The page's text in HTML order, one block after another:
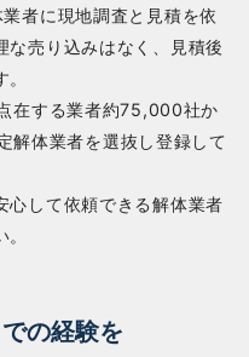
者に現地調査と見積を依
な売り込みはなく、見積後
在する業者約75,000社か
解体業者を選抜し登録して
心して依頼できる解体業者
の経験を